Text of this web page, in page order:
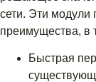
сети. Эти модули
преимущества, в
Быстрая